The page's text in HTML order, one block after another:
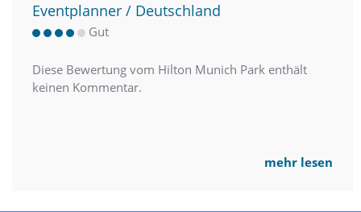
Eventplanner / Deutschland
Gut
Diese Bewertung vom Hilton Munich Park enthält
keinen Kommentar.
mehr lesen